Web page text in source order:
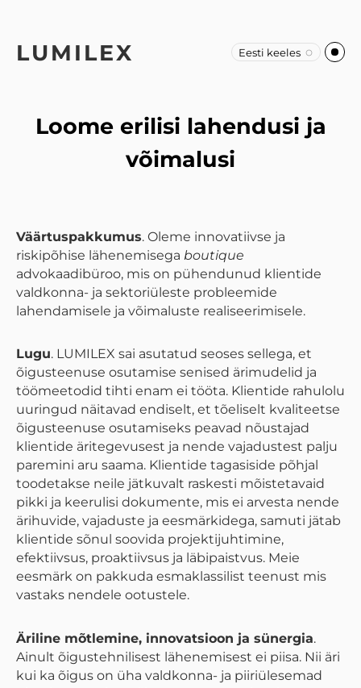
LUMILEX Eesti keeles
Loome erilisi lahendusi ja
võimalusi
Väärtuspakkumus. Oleme innovatiivse ja
riskipõhise lähenemisega boutique
advokaadibüroo, mis on pühendunud klientide
valdkonna- ja sektoriüleste probleemide
lahendamisele ja võimaluste realiseerimisele.
Lugu. LUMILEX sai asutatud seoses sellega, et
õigusteenuse osutamise senised ärimudelid ja
töömeetodid tihti enam ei tööta. Klientide rahulolu
uuringud näitavad endiselt, et tõeliselt kvaliteetse
õigusteenuse osutamiseks peavad nõustajad
klientide äritegevusest ja nende vajadustest palju
paremini aru saama. Klientide tagasiside põhjal
toodetakse neile jätkuvalt raskesti mõistetavaid
pikki ja keerulisi dokumente, mis ei arvesta nende
ärihuvide, vajaduste ja eesmärkidega, samuti jätab
klientide sõnul soovida projektijuhtimine,
efektiivsus, proaktiivsus ja läbipaistvus. Meie
eesmärk on pakkuda esmaklassilist teenust mis
vastaks nendele ootustele.
Äriline mõtlemine, innovatsioon ja sünergia.
Ainult õigustehnilisest lähenemisest ei piisa. Nii äri
kui ka õigus on üha valdkonna- ja piiriülesemad